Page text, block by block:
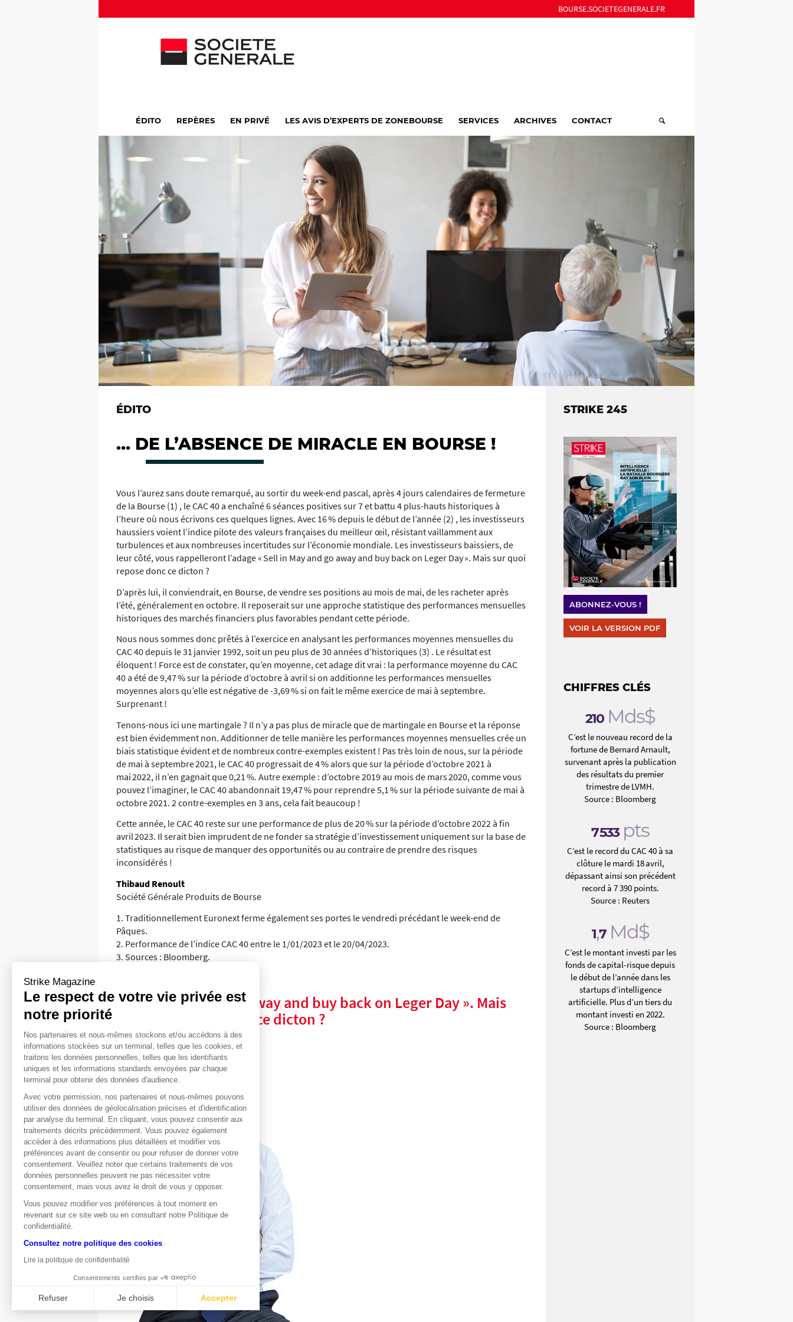
BOURSE.SOCIETEGENERALE.FR
ÉDITO REPÈRES EN PRIVÉ LES AVIS D’EXPERTS DE ZONEBOURSE SERVICES ARCHIVES CONTACT
ÉDITO
… DE L’ABSENCE DE MIRACLE EN BOURSE !
Vous l’aurez sans doute remarqué, au sortir du week-end pascal, après 4 jours calendaires de fermeture
de la Bourse (1) , le CAC 40 a enchaîné 6 séances positives sur 7 et battu 4 plus-hauts historiques à
l’heure où nous écrivons ces quelques lignes. Avec 16 % depuis le début de l’année (2) , les investisseurs
haussiers voient l’indice pilote des valeurs françaises du meilleur œil, résistant vaillamment aux
turbulences et aux nombreuses incertitudes sur l’économie mondiale. Les investisseurs baissiers, de
leur côté, vous rappelleront l’adage« Sell in May and go away and buy back on Leger Day ». Mais sur quoi
repose donc ce dicton ?
D’après lui, il conviendrait, en Bourse, de vendre ses positions au mois de mai, de les racheter après
l’été, généralement en octobre. Il reposerait sur une approche statistique des performances mensuelles
historiques des marchés financiers plus favorables pendant cette période.
Nous nous sommes donc prêtés à l’exercice en analysant les performances moyennes mensuelles du
CAC 40 depuis le 31 janvier 1992, soit un peu plus de 30 années d’historiques (3) . Le résultat est
éloquent ! Force est de constater, qu’en moyenne, cet adage dit vrai : la performance moyenne du CAC
40 a été de 9,47 % sur la période d’octobre à avril si on additionne les performances mensuelles
moyennes alors qu’elle est négative de -3,69 % si on fait le même exercice de mai à septembre.
Surprenant !
Tenons-nous ici une martingale ? Il n’y a pas plus de miracle que de martingale en Bourse et la réponse
est bien évidemment non. Additionner de telle manière les performances moyennes mensuelles crée un
biais statistique évident et de nombreux contre-exemples existent ! Pas très loin de nous, sur la période
de mai à septembre 2021, le CAC 40 progressait de 4 % alors que sur la période d’octobre 2021 à
mai 2022, il n’en gagnait que 0,21 %. Autre exemple : d’octobre 2019 au mois de mars 2020, comme vous
pouvez l’imaginer, le CAC 40 abandonnait 19,47 % pour reprendre 5,1 % sur la période suivante de mai à
octobre 2021. 2 contre-exemples en 3 ans, cela fait beaucoup !
Cette année, le CAC 40 reste sur une performance de plus de 20 % sur la période d’octobre 2022 à fin
avril 2023. Il serait bien imprudent de ne fonder sa stratégie d’investissement uniquement sur la base de
statistiques au risque de manquer des opportunités ou au contraire de prendre des risques
inconsidérés !
Thibaud Renoult
Société Générale Produits de Bourse
1. Traditionnellement Euronext ferme également ses portes le vendredi précédant le week-end de
Pâques.
2. Performance de l’indice CAC 40 entre le 1/01/2023 et le 20/04/2023.
3. Sources : Bloomberg.
« Sell in May and go away and buy back on Leger Day ». Mais
sur quoi repose donc ce dicton ?
STRIKE 245
ABONNEZ-VOUS !
VOIR LA VERSION PDF
CHIFFRES CLÉS
210Mds$
C’est le nouveau record de la
fortune de Bernard Arnault,
survenant après la publication
des résultats du premier
trimestre de LVMH.
Source : Bloomberg
7533pts
C’est le record du CAC 40 à sa
clôture le mardi 18 avril,
dépassant ainsi son précédent
record à 7 390 points.
Source : Reuters
1,7Md$
C’est le montant investi par les
fonds de capital-risque depuis
le début de l’année dans les
startups d’intelligence
artificielle. Plus d’un tiers du
montant investi en 2022.
Source : Bloomberg
Strike Magazine
Le respect de votre vie privée est
notre priorité
Nos partenaires et nous-mêmes stockons et/ou accédons à des
informations stockées sur un terminal, telles que les cookies, et
traitons les données personnelles, telles que les identifiants
uniques et les informations standards envoyées par chaque
terminal pour obtenir des données d'audience.
Avec votre permission, nos partenaires et nous-mêmes pouvons
utiliser des données de géolocalisation précises et d'identification
par analyse du terminal. En cliquant, vous pouvez consentir aux
traitements décrits précédemment. Vous pouvez également
accéder à des informations plus détaillées et modifier vos
préférences avant de consentir ou pour refuser de donner votre
consentement. Veuillez noter que certains traitements de vos
données personnelles peuvent ne pas nécessiter votre
consentement, mais vous avez le droit de vous y opposer.
Vous pouvez modifier vos préférences à tout moment en
revenant sur ce site web ou en consultant notre Politique de
confidentialité.
Consultez notre politique des cookies
Lire la politique de confidentialité
Consentements certifiés par
Refuser Je choisis Accepter